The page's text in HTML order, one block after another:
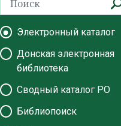
Электронный каталог
Донская электронная
библиотека
Сводный каталог РО
Библиопоиск